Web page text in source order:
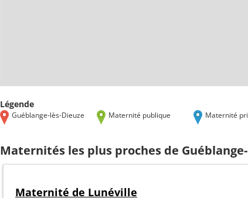
Légende
Guéblange-lès-Dieuze Maternité publique Maternité
Maternités les plus proches de
Maternité de Lunéville